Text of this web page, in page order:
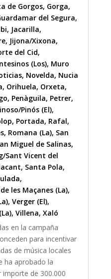
de Gorgos, Gorga,
del Segura,
, Jacarilla,
, Jijona/Xixona,
del Cid,
(Los), Muro
, Novelda, Nucia
, Orihuela, Orxeta,
, Penàguila, Petrer,
Pinós (El),
, Portada, Rafal,
, Romana (La), San
Miguel de Salinas,
Sant Vicent del
, Santa Pola,
,
les Maçanes (La),
, Verger (El),
, Villena, Xaló
en la campaña
para incentivar
de música locales
ha aprobado la
importe de 300.000